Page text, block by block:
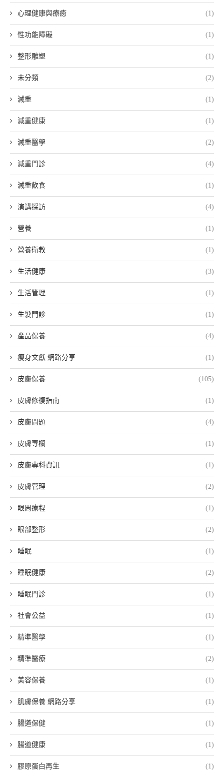
心理健康與療癒 (1)
性功能障礙 (1)
整形雕塑 (1)
未分類 (2)
減重 (1)
減重健康 (1)
減重醫學 (2)
減重門診 (4)
減重飲食 (1)
演講採訪 (4)
營養 (1)
營養衛教 (1)
生活健康 (3)
生活管理 (1)
生髮門診 (1)
產品保養 (4)
瘦身文獻 網路分享 (1)
皮膚保養 (105)
皮膚修復指南 (1)
皮膚問題 (4)
皮膚專欄 (1)
皮膚專科資訊 (1)
皮膚管理 (2)
眼周療程 (1)
眼部整形 (2)
睡眠 (1)
睡眠健康 (2)
睡眠門診 (1)
社會公益 (1)
精準醫學 (1)
精準醫療 (2)
美容保養 (1)
肌膚保養 網路分享 (1)
腸道保健 (1)
腸道健康 (1)
膠原蛋白再生 (1)